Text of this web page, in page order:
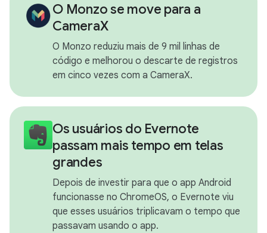
O Monzo se move para a
CameraX
O Monzo reduziu mais de 9 mil linhas de
código e melhorou o descarte de registros
em cinco vezes com a CameraX.
Os usuários do Evernote
passam mais tempo em telas
grandes
Depois de investir para que o app Android
funcionasse no ChromeOS, o Evernote viu
que esses usuários triplicavam o tempo que
passavam usando o app.